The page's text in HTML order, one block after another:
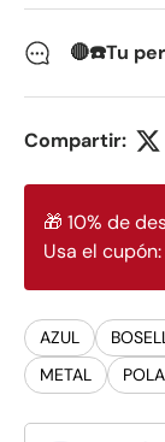
🔴☎️Tu
Compartir:
🎁 10% de
Usa el cupón:
AZUL
METAL